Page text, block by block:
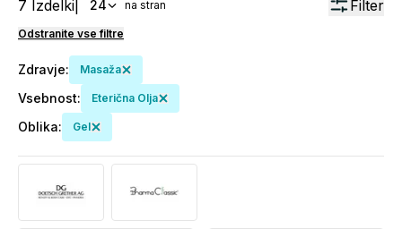
7 Izdelki 24 na stran Filter
Odstranite vse filtre
Zdravje: Masaža
Vsebnost: Eterična Olja
Oblika: Gel